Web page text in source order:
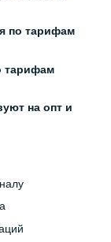
по тарифам
тарифам
на опт и